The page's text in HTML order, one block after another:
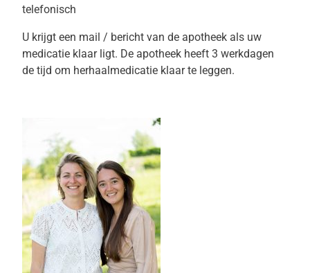
telefonisch
U krijgt een mail / bericht van de apotheek als uw
medicatie klaar ligt. De apotheek heeft 3 werkdagen
de tijd om herhaalmedicatie klaar te leggen.